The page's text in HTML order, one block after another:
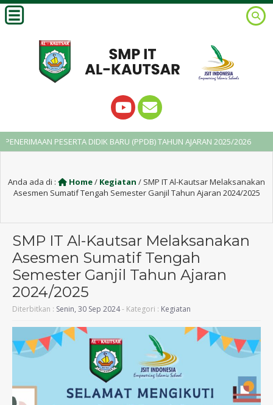
PESERTA DIDIK BARU (PPDB) TAHUN AJARAN 2025/2026
Anda ada di : Home/ Kegiatan / SMP IT Al-Kautsar Melaksanakan
Asesmen Sumatif Tengah Semester Ganjil Tahun Ajaran 2024/2025
SMP IT Al-Kautsar Melaksanakan
Asesmen Sumatif Tengah
Semester Ganjil Tahun Ajaran
2024/2025
Diterbitkan : Senin, 30 Sep 2024- Kategori : Kegiatan